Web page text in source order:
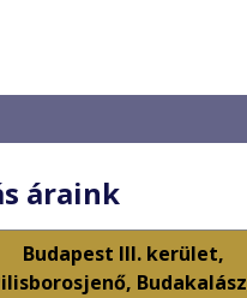
áraink
Budapest III. kerület,